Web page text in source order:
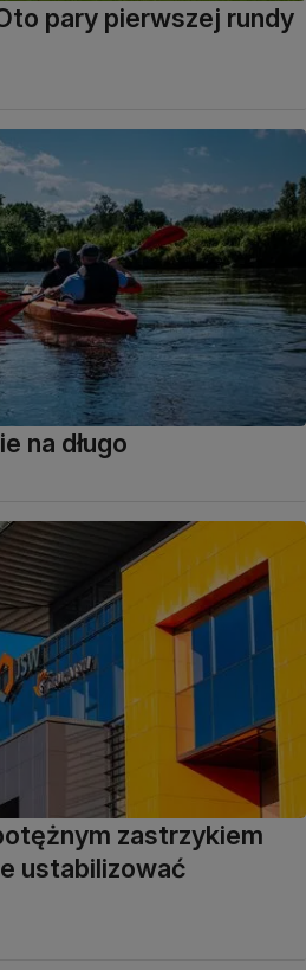
pary pierwszej rundy
na długo
zastrzykiem
ustabilizować